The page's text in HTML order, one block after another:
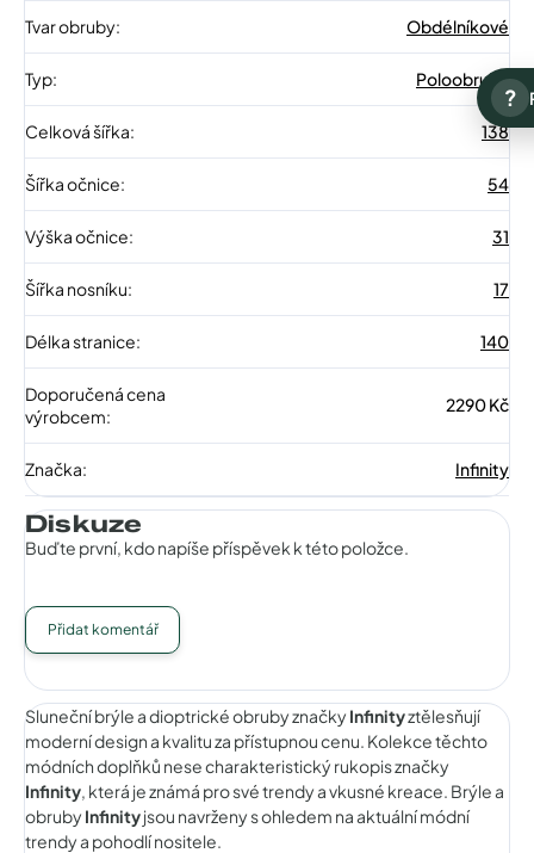
Tvar obruby: Obdélníkové
Typ: Poloobruba
Celková šířka: 138
Šířka očnice: 54
Výška očnice: 31
Šířka nosníku: 17
Délka stranice: 140
Doporučená cena
výrobcem:
2290 Kč
Značka: Infinity
Diskuze
Buďte první, kdo napíše příspěvek k této položce.
Přidat komentář
Sluneční brýle a dioptrické obruby značkyInfinityztělesňují
moderní design a kvalitu za přístupnou cenu. Kolekce těchto
módních doplňků nese charakteristický rukopis značky
Infinity, která je známá pro své trendy a vkusné kreace. Brýle a
obrubyInfinityjsou navrženy s ohledem na aktuální módní
trendy a pohodlí nositele.
?